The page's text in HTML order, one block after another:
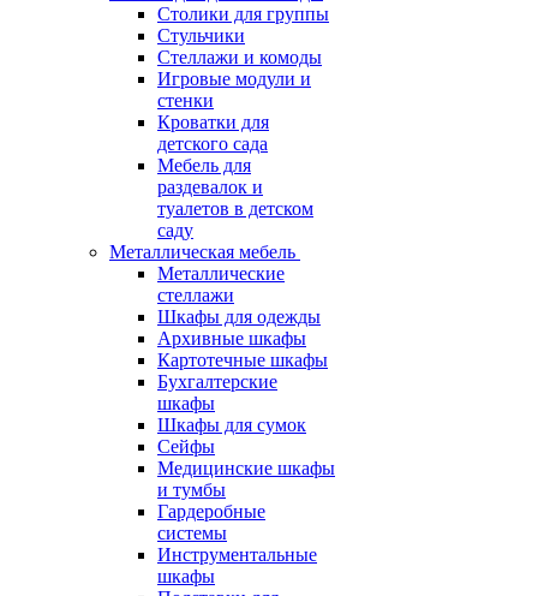
Столики для группы
Стульчики
Стеллажи и комоды
Игровые модули и
стенки
Кроватки для
детского сада
Мебель для
раздевалок и
туалетов в детском
саду
Металлическая мебель
Металлические
стеллажи
Шкафы для одежды
Архивные шкафы
Картотечные шкафы
Бухгалтерские
шкафы
Шкафы для сумок
Сейфы
Медицинские шкафы
и тумбы
Гардеробные
системы
Инструментальные
шкафы